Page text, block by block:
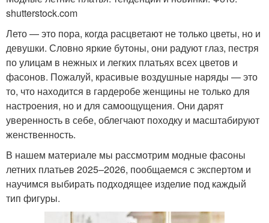
shutterstock.com
Лето — это пора, когда расцветают не только цветы, но и
девушки. Словно яркие бутоны, они радуют глаз, пестря
по улицам в нежных и легких платьях всех цветов и
фасонов. Пожалуй, красивые воздушные наряды — это
то, что находится в гардеробе женщины не только для
настроения, но и для самоощущения. Они дарят
уверенность в себе, облегчают походку и масштабируют
женственность.
В нашем материале мы рассмотрим модные фасоны
летних платьев 2025–2026, пообщаемся с экспертом и
научимся выбирать подходящее изделие под каждый
тип фигуры.